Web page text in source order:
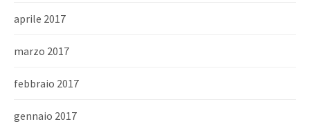
aprile 2017
marzo 2017
febbraio 2017
gennaio 2017